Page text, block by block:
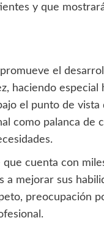
y que
el
haciendo
el punto de
como palanca de
cuenta con
a mejorar sus
preocupación